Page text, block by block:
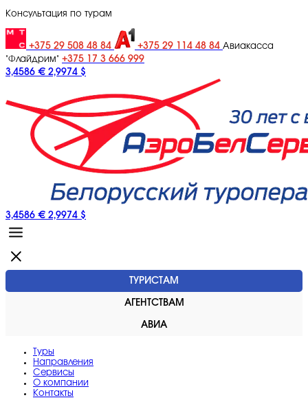
Консультация по турам
+375 29 508 48 84 +375 29 114 48 84 Авиакасса
"Флайдрим" +375 17 3 666 999
3,4586 € 2,9974 $
3,4586 € 2,9974 $
ТУРИСТАМ
АГЕНТСТВАМ
АВИА
Туры
Направления
Сервисы
O компании
Контакты